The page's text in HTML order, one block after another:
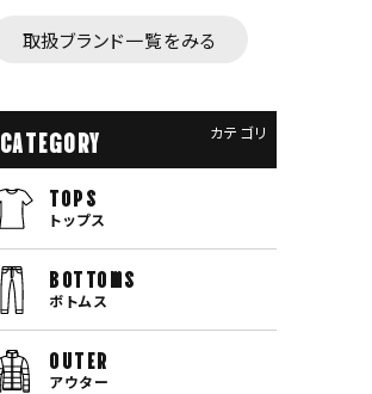
取扱ブランド一覧をみる
CATEGORY カテゴリ
TOPS
トップス
bottoms
ボトムス
OUTER
アウター